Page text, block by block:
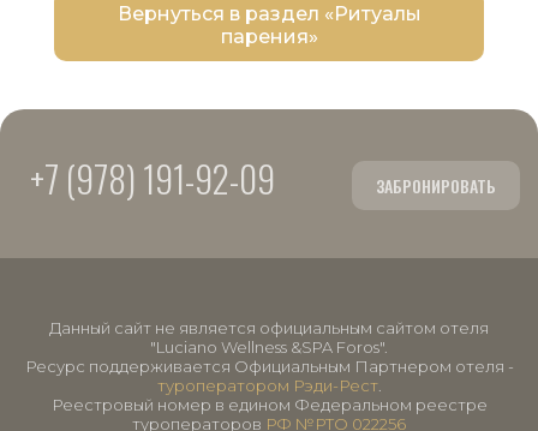
Вернуться в раздел «Ритуалы
парения»
+7 (978) 191-92-09 ЗАБРОНИРОВАТЬ
Данный сайт не является официальным сайтом отеля
"Luciano Wellness &SPA Foros".
Ресурс поддерживается Официальным Партнером отеля -
туроператором Рэди-Рест.
Реестровый номер в едином Федеральном реестре
туроператоров РФ №РТО 022256